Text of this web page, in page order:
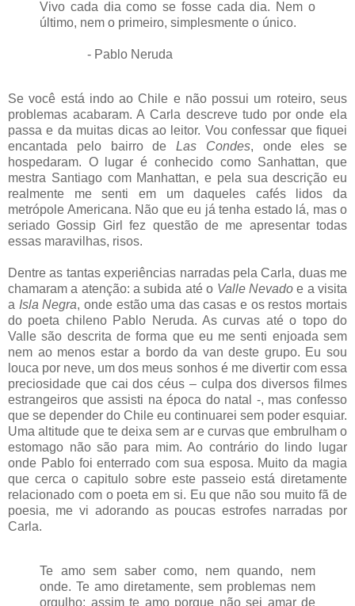
Vivo cada dia como se fosse cada dia. Nem o
último, nem o primeiro, simplesmente o único.
- Pablo Neruda
Se você está indo ao Chile e não possui um roteiro, seus
problemas acabaram. A Carla descreve tudo por onde ela
passa e da muitas dicas ao leitor. Vou confessar que fiquei
encantada pelo bairro de Las Condes, onde eles se
hospedaram. O lugar é conhecido como Sanhattan, que
mestra Santiago com Manhattan, e pela sua descrição eu
realmente me senti em um daqueles cafés lidos da
metrópole Americana. Não que eu já tenha estado lá, mas o
seriado Gossip Girl fez questão de me apresentar todas
essas maravilhas, risos.
Dentre as tantas experiências narradas pela Carla, duas me
chamaram a atenção: a subida até o Valle Nevadoe a visita
a Isla Negra, onde estão uma das casas e os restos mortais
do poeta chileno Pablo Neruda. As curvas até o topo do
Valle são descrita de forma que eu me senti enjoada sem
nem ao menos estar a bordo da van deste grupo. Eu sou
louca por neve, um dos meus sonhos é me divertir com essa
preciosidade que cai dos céus – culpa dos diversos filmes
estrangeiros que assisti na época do natal -, mas confesso
que se depender do Chile eu continuarei sem poder esquiar.
Uma altitude que te deixa sem ar e curvas que embrulham o
estomago não são para mim. Ao contrário do lindo lugar
onde Pablo foi enterrado com sua esposa. Muito da magia
que cerca o capitulo sobre este passeio está diretamente
relacionado com o poeta em si. Eu que não sou muito fã de
poesia, me vi adorando as poucas estrofes narradas por
Carla.
Te amo sem saber como, nem quando, nem
onde. Te amo diretamente, sem problemas nem
orgulho; assim te amo porque não sei amar de